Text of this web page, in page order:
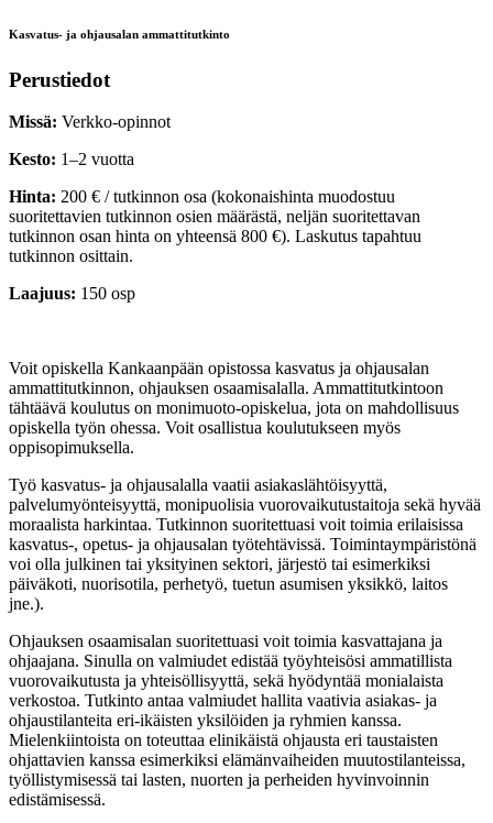
Kasvatus- ja ohjausalan ammattitutkinto
Perustiedot
Missä: Verkko-opinnot
Kesto: 1–2 vuotta
Hinta: 200 € / tutkinnon osa (kokonaishinta muodostuu
suoritettavien tutkinnon osien määrästä, neljän suoritettavan
tutkinnon osan hinta on yhteensä 800 €). Laskutus tapahtuu
tutkinnon osittain.
Laajuus: 150 osp
Voit opiskella Kankaanpään opistossa kasvatus ja ohjausalan
ammattitutkinnon, ohjauksen osaamisalalla. Ammattitutkintoon
tähtäävä koulutus on monimuoto-opiskelua, jota on mahdollisuus
opiskella työn ohessa. Voit osallistua koulutukseen myös
oppisopimuksella.
Työ kasvatus- ja ohjausalalla vaatii asiakaslähtöisyyttä,
palvelumyönteisyyttä, monipuolisia vuorovaikutustaitoja sekä hyvää
moraalista harkintaa. Tutkinnon suoritettuasi voit toimia erilaisissa
kasvatus-, opetus- ja ohjausalan työtehtävissä. Toimintaympäristönä
voi olla julkinen tai yksityinen sektori, järjestö tai esimerkiksi
päiväkoti, nuorisotila, perhetyö, tuetun asumisen yksikkö, laitos
jne.).
Ohjauksen osaamisalan suoritettuasi voit toimia kasvattajana ja
ohjaajana. Sinulla on valmiudet edistää työyhteisösi ammatillista
vuorovaikutusta ja yhteisöllisyyttä, sekä hyödyntää monialaista
verkostoa. Tutkinto antaa valmiudet hallita vaativia asiakas- ja
ohjaustilanteita eri-ikäisten yksilöiden ja ryhmien kanssa.
Mielenkiintoista on toteuttaa elinikäistä ohjausta eri taustaisten
ohjattavien kanssa esimerkiksi elämänvaiheiden muutostilanteissa,
työllistymisessä tai lasten, nuorten ja perheiden hyvinvoinnin
edistämisessä.